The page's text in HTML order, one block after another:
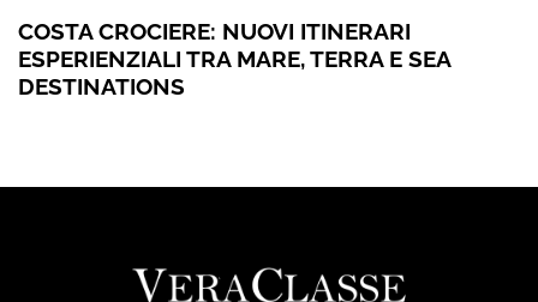
COSTA CROCIERE: NUOVI ITINERARI
ESPERIENZIALI TRA MARE, TERRA E SEA
DESTINATIONS